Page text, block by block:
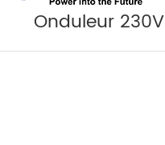
Onduleur 230V